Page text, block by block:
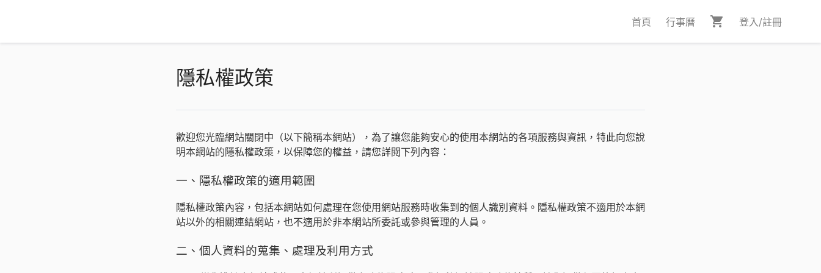
首頁 行事曆 登入/註冊
隱私權政策
歡迎您光臨網站關閉中 （以下簡稱本網站），為了讓您能夠安心的使用本網站的各項服務與資訊，特此向您說
明本網站的隱私權政策，以保障您的權益，請您詳閱下列內容：
一、隱私權政策的適用範圍
隱私權政策內容，包括本網站如何處理在您使用網站服務時收集到的個人識別資料。隱私權政策不適用於本網
站以外的相關連結網站，也不適用於非本網站所委託或參與管理的人員。
二、個人資料的蒐集、處理及利用方式